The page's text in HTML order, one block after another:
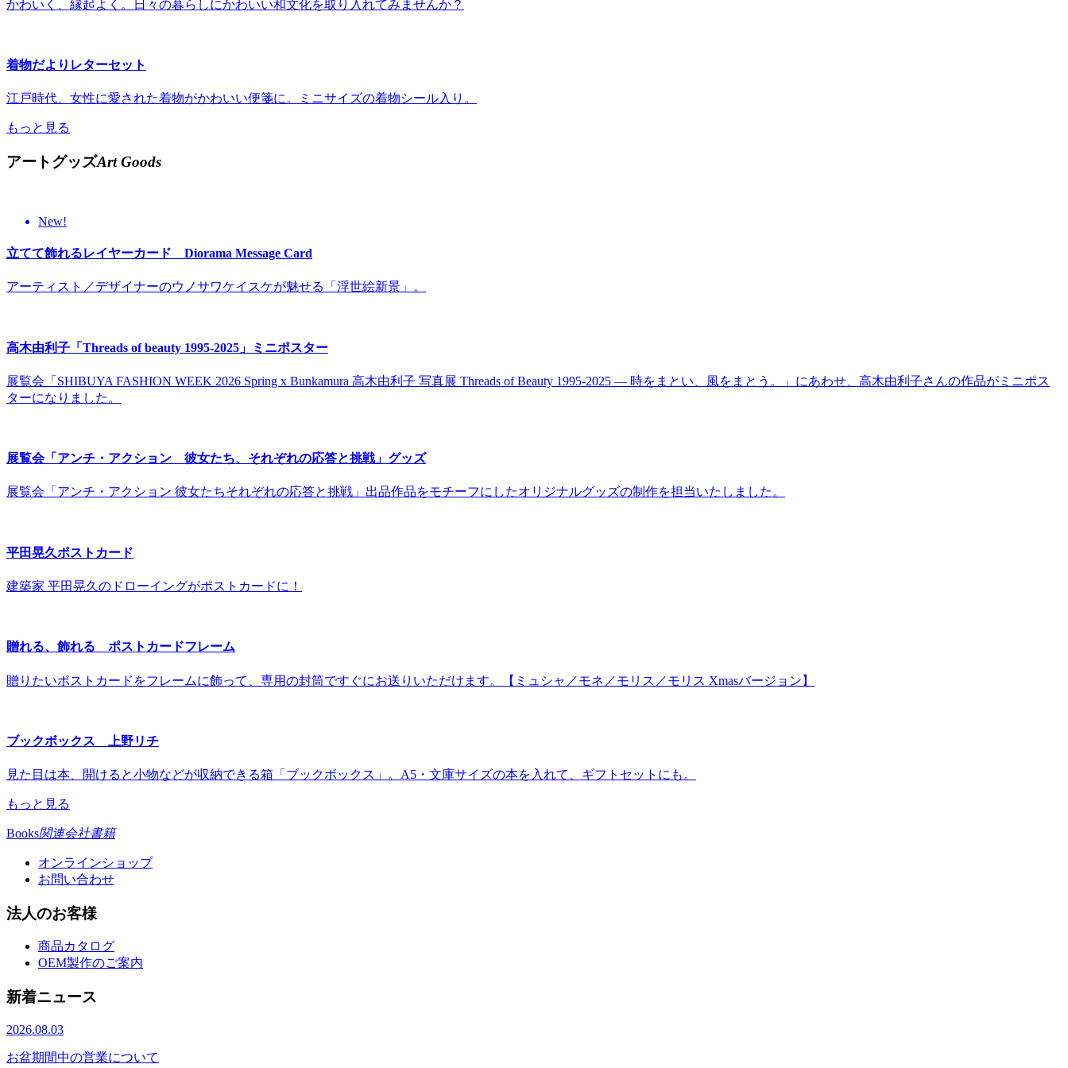
かわいく、縁起よく。日々の暮らしにかわいい和文化を取り入れてみませんか？
着物だよりレターセット
江戸時代、女性に愛された着物がかわいい便箋に。ミニサイズの着物シール入り。
もっと見る
アートグッズArt Goods
New!
立てて飾れるレイヤーカード Diorama Message Card
アーティスト／デザイナーのウノサワケイスケが魅せる「浮世絵新景」。
高木由利子「Threads of beauty 1995-2025」ミニポスター
展覧会「SHIBUYA FASHION WEEK 2026 Spring x Bunkamura 高木由利子 写真展 Threads of Beauty 1995‐2025 ― 時をまとい、風をまとう。」にあわせ、高木由利子さんの作品がミニポス
ターになりました。
展覧会「アンチ・アクション 彼女たち、それぞれの応答と挑戦」グッズ
展覧会「アンチ・アクション 彼女たちそれぞれの応答と挑戦」出品作品をモチーフにしたオリジナルグッズの制作を担当いたしました。
平田晃久ポストカード
建築家 平田晃久のドローイングがポストカードに！
贈れる、飾れる ポストカードフレーム
贈りたいポストカードをフレームに飾って、専用の封筒ですぐにお送りいただけます。【ミュシャ／モネ／モリス／モリス Xmasバージョン】
ブックボックス 上野リチ
見た目は本、開けると小物などが収納できる箱「ブックボックス」。A5・文庫サイズの本を入れて、ギフトセットにも。
もっと見る
Books関連会社書籍
オンラインショップ
お問い合わせ
法人のお客様
商品カタログ
OEM製作のご案内
新着ニュース
2026.08.03
お盆期間中の営業について